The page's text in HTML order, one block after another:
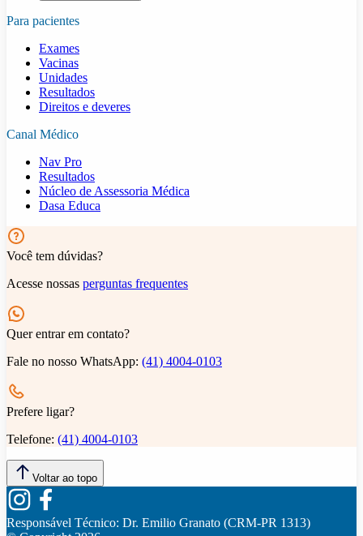
Para pacientes
Exames
Vacinas
Unidades
Resultados
Direitos e deveres
Canal Médico
Nav Pro
Resultados
Núcleo de Assessoria Médica
Dasa Educa
Você tem dúvidas?
Acesse nossas perguntas frequentes
Quer entrar em contato?
Fale no nosso WhatsApp: (41) 4004-0103
Prefere ligar?
Telefone: (41) 4004-0103
Voltar ao topo
Responsável Técnico: Dr. Emilio Granato (CRM-PR 1313)